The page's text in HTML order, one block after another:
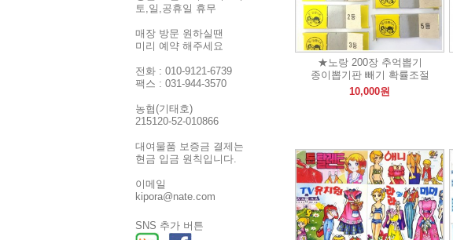
토,일,공휴일 휴무
매장 방문 원하실땐
미리 예약 해주세요
전화 : 010-9121-6739
팩스 : 031-944-3570
농협(기태호)
215120-52-010866
대여물품 보증금 결제는
현금 입금 원칙입니다.
이메일
kipora@nate.com
SNS 추가 버튼
★노랑 200장 추억뽑기
종이뽑기판 빼기 확률조절
10,000원